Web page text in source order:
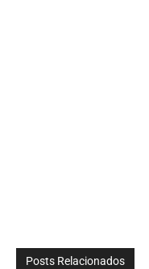
Posts Relacionados